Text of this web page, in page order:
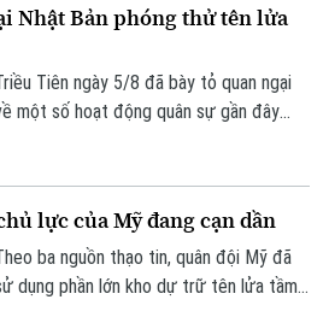
đủ năng lực quân sự.
Nhật Bản phóng thử tên lửa
Tiên ngày 5/8 đã bày tỏ quan ngại
một số hoạt động quân sự gần đây
lực của Mỹ đang cạn dần
ba nguồn thạo tin, quân đội Mỹ đã
dụng phần lớn kho dự trữ tên lửa tầm